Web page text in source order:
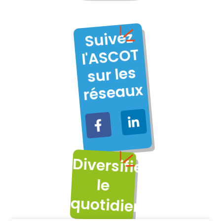
Suivez
l'AS
C
OT
sur les
réseaux
Diversifiez
le
quotidien